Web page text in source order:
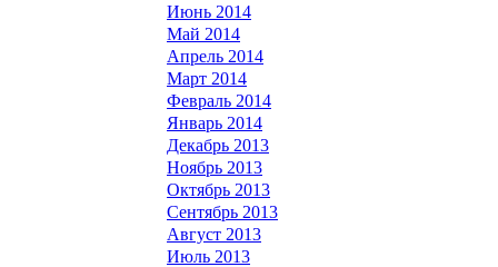
Июнь 2014
Май 2014
Апрель 2014
Март 2014
Февраль 2014
Январь 2014
Декабрь 2013
Ноябрь 2013
Октябрь 2013
Сентябрь 2013
Август 2013
Июль 2013